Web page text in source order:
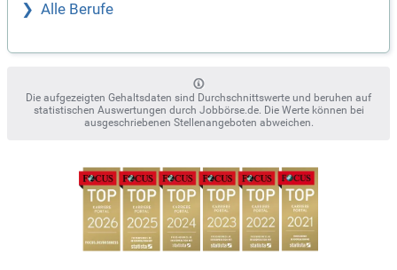
Alle Berufe
Die aufgezeigten Gehaltsdaten sind Durchschnittswerte und beruhen auf
statistischen Auswertungen durch Jobbörse.de. Die Werte können bei
ausgeschriebenen Stellenangeboten abweichen.